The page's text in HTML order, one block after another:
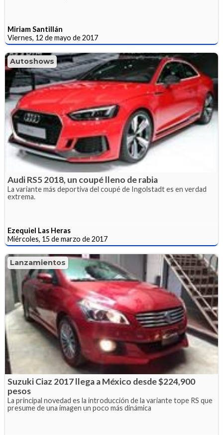
Miriam Santillán
Viernes, 12 de mayo de 2017
Autoshows
Audi RS5 2018, un coupé lleno de rabia
La variante más deportiva del coupé de Ingolstadt es en verdad
extrema.
Ezequiel Las Heras
Miércoles, 15 de marzo de 2017
Lanzamientos
Suzuki Ciaz 2017 llega a México desde $224,900
pesos
La principal novedad es la introducción de la variante tope RS que
presume de una imagen un poco más dinámica